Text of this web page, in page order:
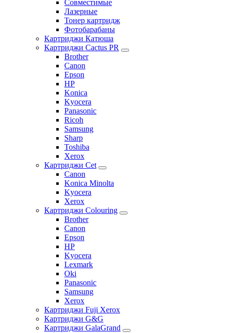
Совместимые
Лазерные
Тонер картридж
Фотобарабаны
Картриджи Катюша
Картриджи Cactus PR
Brother
Canon
Epson
HP
Konica
Kyocera
Panasonic
Ricoh
Samsung
Sharp
Toshiba
Xerox
Картриджи Cet
Canon
Konica Minolta
Kyocera
Xerox
Картриджи Colouring
Brother
Canon
Epson
HP
Kyocera
Lexmark
Oki
Panasonic
Samsung
Xerox
Картриджи Fuji Xerox
Картриджи G&G
Картриджи GalaGrand